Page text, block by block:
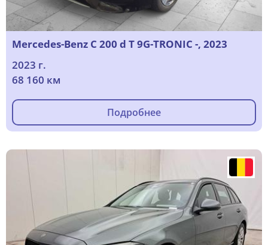
Mercedes-Benz C 200 d T 9G-TRONIC -, 2023
2023 г.
68 160 км
Подробнее